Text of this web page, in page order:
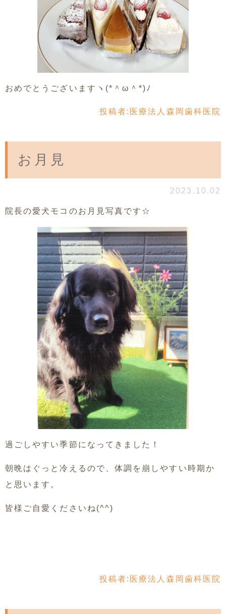
おめでとうございますヽ(*＾ω＾*)ﾉ
投稿者: 医療法人森岡歯科医院
お月見
2023.10.02
院長の愛犬モコのお月見写真です☆
過ごしやすい季節になってきました！
朝晩はぐっと冷えるので、体調を崩しやすい時期か
と思います。
皆様ご自愛くださいね(^^)
投稿者: 医療法人森岡歯科医院